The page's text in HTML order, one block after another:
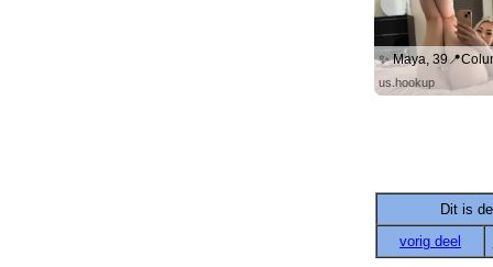
us.hookup
Dit is
vorig deel